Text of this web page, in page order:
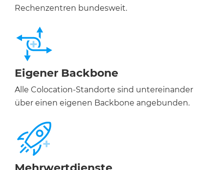
Rechenzentren bundesweit.
Eigener Backbone
Alle Colocation-Standorte sind untereinander
über einen eigenen Backbone angebunden.